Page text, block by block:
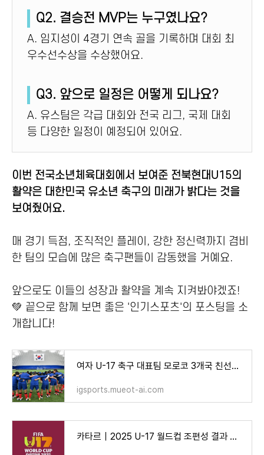
Q2. 결승전 MVP는 누구였나요?
A. 임지성이 4경기 연속 골을 기록하며 대회 최
우수선수상을 수상했어요.
Q3. 앞으로 일정은 어떻게 되나요?
A. 유스팀은 각급 대회와 전국 리그, 국제 대회
등 다양한 일정이 예정되어 있어요.
이번 전국소년체육대회에서 보여준 전북현대U15의
활약은 대한민국 유소년 축구의 미래가 밝다는 것을
보여줬어요.
매 경기 득점, 조직적인 플레이, 강한 정신력까지 겸비
한 팀의 모습에 많은 축구팬들이 감동했을 거예요.
앞으로도 이들의 성장과 활약을 계속 지켜봐야겠죠!
💚 끝으로 함께 보면 좋은 '인기스포츠'의 포스팅을 소
개합니다!
여자 U-17 축구 대표팀 모로코 3개국 친선대회 참가명단 확정 – 2025 월드컵 개최지에서 실전 점검
igsports.mueot-ai.com
카타르｜2025 U-17 월드컵 조편성 결과 및 한국 대표팀 경기 일정 – 멕시코·코트디부아르·스위스